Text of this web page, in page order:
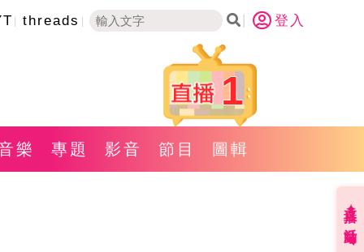
threads 登入
1
樂 專題 影音 節目 圖輯
直播✦活動